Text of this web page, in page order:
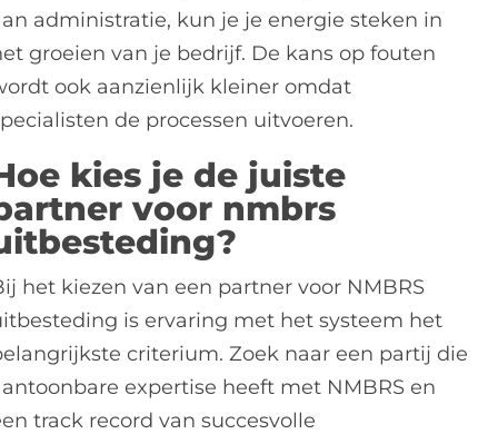
administratie, kun je je energie steken in
groeien van je bedrijf. De kans op fouten
ook aanzienlijk kleiner omdat
de processen uitvoeren.
kies je de juiste
voor nmbrs
het kiezen van een partner voor NMBRS
is ervaring met het systeem het
criterium. Zoek naar een partij die
expertise heeft met NMBRS en
track record van succesvolle